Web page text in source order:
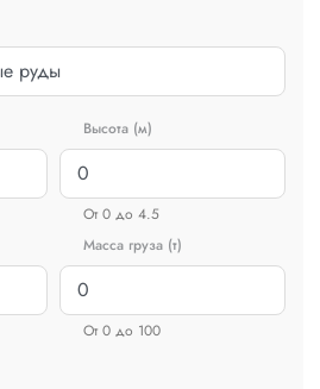
Высота (м)
От 0 до 4.5
Масса груза (т)
От 0 до 100